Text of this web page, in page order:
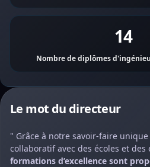
14
Nombre de diplômes
Le mot du directeur
" Grâce à notre savoir-faire
collaboratif avec des écoles et des
formations d’excellence sont